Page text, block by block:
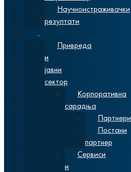
Научноистраживачки
резултати
Привреда
и
јавни
сектор
Корпоративна
сарадња
Партнери
Постани
партнер
Сервиси
и